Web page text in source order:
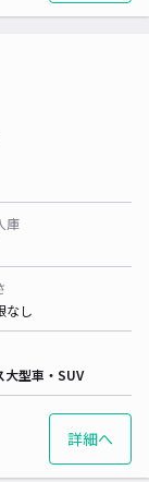
庫
なし
大型車・SUV
詳細へ